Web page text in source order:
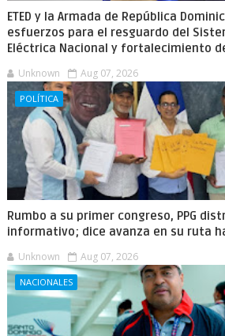
ETED y la Armada de República
esfuerzos para el resguardo del
Eléctrica Nacional y fortalecimiento
Unknown Aug 07, 2026
POLÍTICA
Rumbo a su primer congreso, PPG
informativo; dice avanza en su ruta
Unknown Aug 07, 2026
NACIONALES